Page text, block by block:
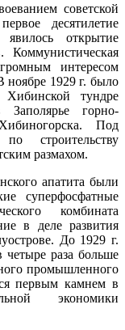
советской
десятилетие
явилось открытие
Коммунистическая
интересом
ноябре 1929 г. было
тундре
горно-
Под
строительству
размахом.
апатита были
суперфосфатные
комбината
в деле развития
До 1929 г.
четыре раза больше
промышленного
первым камнем в
экономики